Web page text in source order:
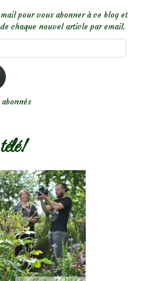
pour vous abonner à ce blog et
chaque nouvel article par email.